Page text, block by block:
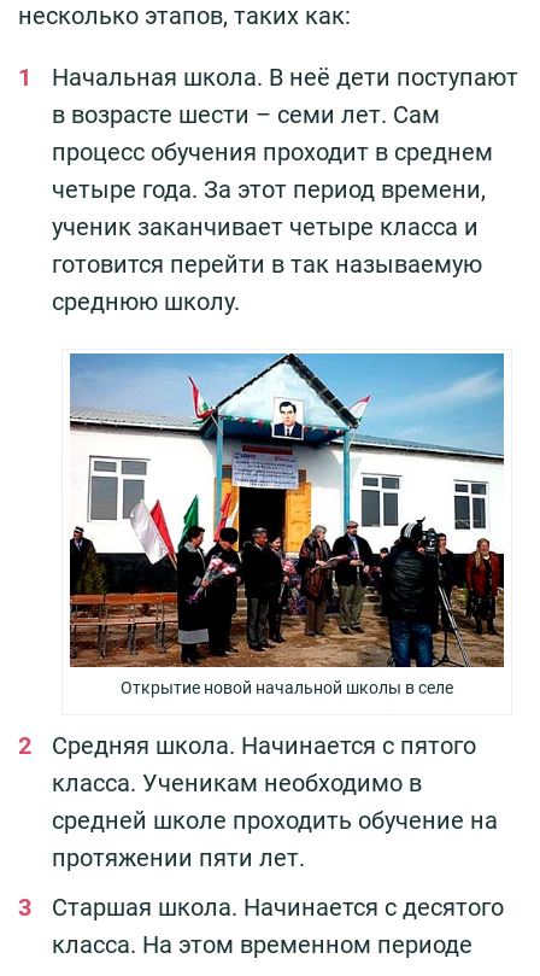
несколько этапов, таких как:
Начальная школа. В неё дети поступают
в возрасте шести – семи лет. Сам
процесс обучения проходит в среднем
четыре года. За этот период времени,
ученик заканчивает четыре класса и
готовится перейти в так называемую
среднюю школу.
Открытие новой начальной школы в селе
Средняя школа. Начинается с пятого
класса. Ученикам необходимо в
средней школе проходить обучение на
протяжении пяти лет.
Старшая школа. Начинается с десятого
класса. На этом временном периоде